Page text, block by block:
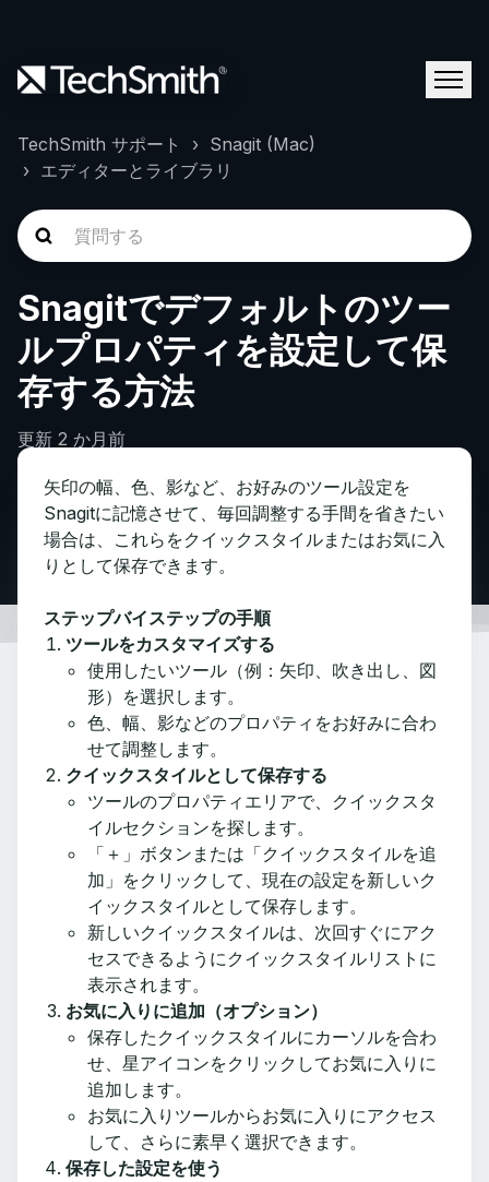
TechSmith サポート
Snagit (Mac)
エディターとライブラリ
Snagitでデフォルトのツー
ルプロパティを設定して保
存する方法
更新 2 か月前
矢印の幅、色、影など、お好みのツール設定を
Snagitに記憶させて、毎回調整する手間を省きたい
場合は、これらをクイックスタイルまたはお気に入
りとして保存できます。
ステップバイステップの手順
ツールをカスタマイズする
使用したいツール（例：矢印、吹き出し、図
形）を選択します。
色、幅、影などのプロパティをお好みに合わ
せて調整します。
クイックスタイルとして保存する
ツールのプロパティエリアで、クイックスタ
イルセクションを探します。
「＋」ボタンまたは「クイックスタイルを追
加」をクリックして、現在の設定を新しいク
イックスタイルとして保存します。
新しいクイックスタイルは、次回すぐにアク
セスできるようにクイックスタイルリストに
表示されます。
お気に入りに追加（オプション）
保存したクイックスタイルにカーソルを合わ
せ、星アイコンをクリックしてお気に入りに
追加します。
お気に入りツールからお気に入りにアクセス
して、さらに素早く選択できます。
保存した設定を使う